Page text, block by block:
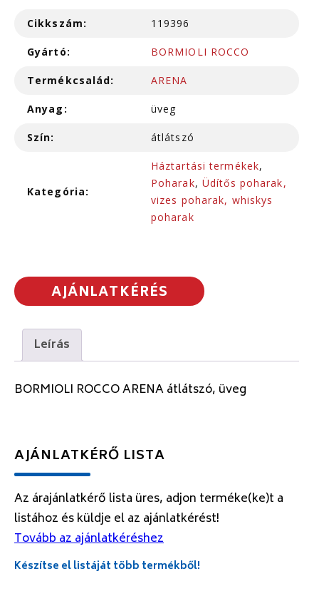
Cikkszám: 119396
Gyártó: BORMIOLI ROCCO
Termékcsalád: ARENA
Anyag: üveg
Szín: átlátszó
Kategória:
Háztartási termékek,
Poharak, Üdítős poharak,
vizes poharak, whiskys
poharak
AJÁNLATKÉRÉS
Leírás
BORMIOLI ROCCO ARENA átlátszó, üveg
AJÁNLATKÉRŐ LISTA
Az árajánlatkérő lista üres, adjon terméke(ke)t a
listához és küldje el az ajánlatkérést!
Tovább az ajánlatkéréshez
Készítse el listáját több termékből!